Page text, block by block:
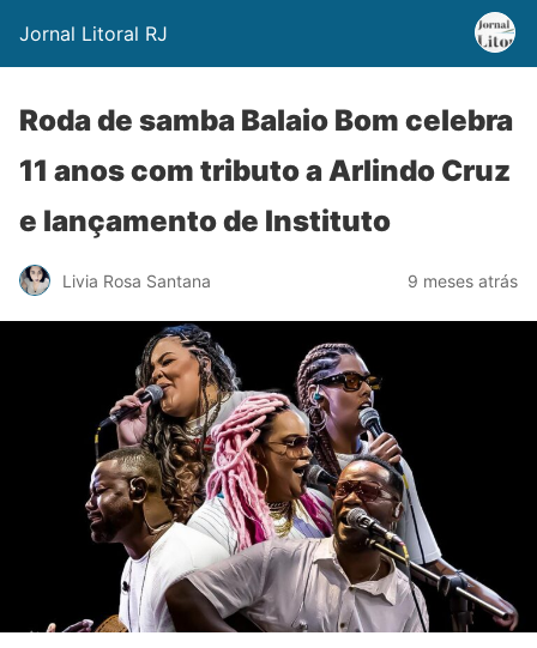
Jornal Litoral RJ
Roda de samba Balaio Bom celebra
11 anos com tributo a Arlindo Cruz
e lançamento de Instituto
Livia Rosa Santana 9 meses atrás